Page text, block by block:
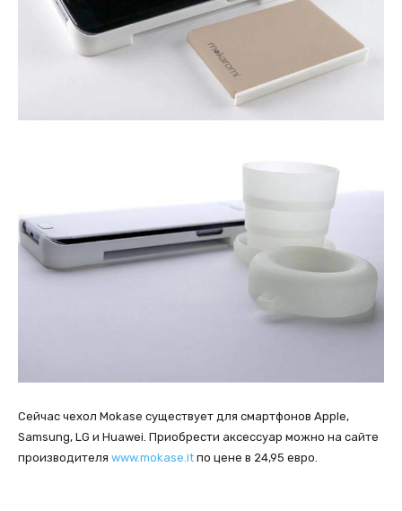
Сейчас чехол Mokase существует для смартфонов Apple,
Samsung, LG и Huawei. Приобрести аксессуар можно на сайте
производителя www.mokase.it по цене в 24,95 евро.